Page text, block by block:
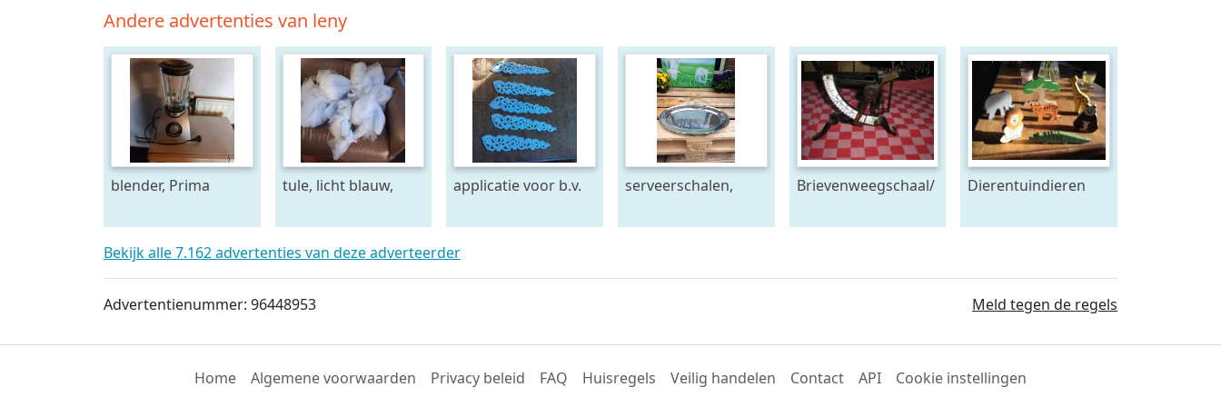
Andere advertenties van leny
blender, Prima
i.g.st.
tule, licht blauw,
versieringen
applicatie voor b.v.
serveerschalen,
Brievenweegschaal/
Dierentuindieren
Bekijk alle 7.162 advertenties van deze adverteerder
Advertentienummer: 96448953 Meld tegen de regels
Home Algemene voorwaarden Privacy beleid FAQ Huisregels Veilig handelen Contact API Cookie instellingen